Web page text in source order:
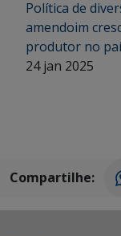
Política de
amendoim
produtor no
24 jan 2025
Compartilhe: